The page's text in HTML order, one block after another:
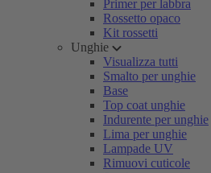
Primer per labbra
Rossetto opaco
Kit rossetti
Unghie
Visualizza tutti
Smalto per unghie
Base
Top coat unghie
Indurente per unghie
Lima per unghie
Lampade UV
Rimuovi cuticole